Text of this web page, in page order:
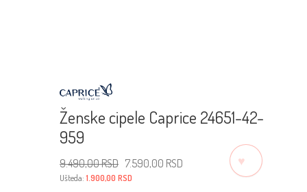
Ženske cipele Caprice 24651-42-
959
9.490,00RSD Originalna
cena
je
bila:
9.490,00 RSD.
7.590,00 RSD
7.590,00 RSD.
Ušteda:1.900,00 RSD